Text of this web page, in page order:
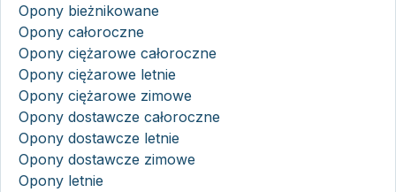
Opony bieżnikowane
Opony całoroczne
Opony ciężarowe całoroczne
Opony ciężarowe letnie
Opony ciężarowe zimowe
Opony dostawcze całoroczne
Opony dostawcze letnie
Opony dostawcze zimowe
Opony letnie